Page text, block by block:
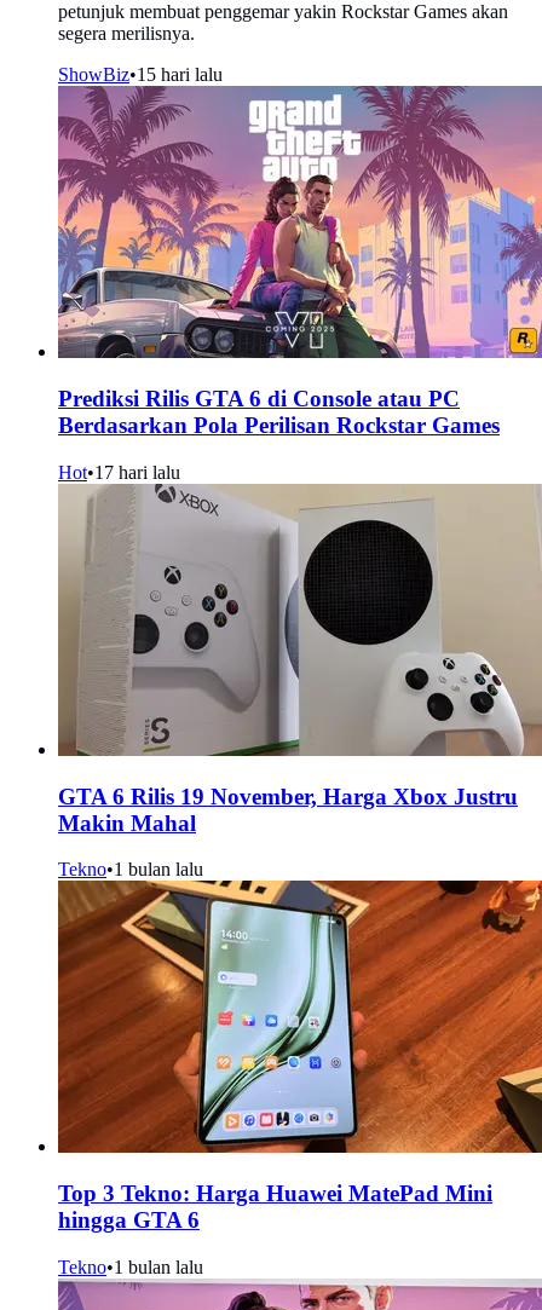
petunjuk membuat penggemar yakin Rockstar Games akan
segera merilisnya.
ShowBiz•15 hari lalu
Prediksi Rilis GTA 6 di Console atau PC
Berdasarkan Pola Perilisan Rockstar Games
Hot•17 hari lalu
GTA 6 Rilis 19 November, Harga Xbox Justru
Makin Mahal
Tekno•1 bulan lalu
Top 3 Tekno: Harga Huawei MatePad Mini
hingga GTA 6
Tekno•1 bulan lalu